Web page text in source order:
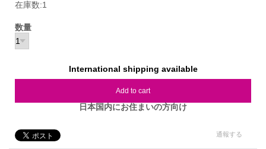
在庫数:1
数量
International shipping available
Add to cart
日本国内にお住まいの方向け
通報する